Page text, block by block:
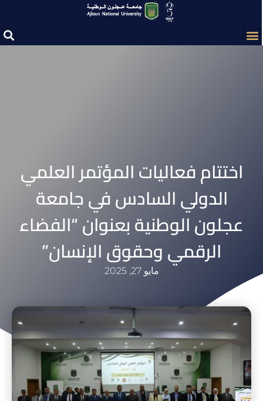
اختتام فعاليات المؤتمر العلمي
الدولي السادس في جامعة
عجلون الوطنية بعنوان “الفضاء
الرقمي وحقوق الإنسان”
مايو 27, 2025